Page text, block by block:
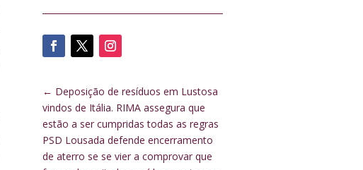
← Deposição de resíduos em Lustosa
vindos de Itália. RIMA assegura que
estão a ser cumpridas todas as regras
PSD Lousada defende encerramento
de aterro se se vier a comprovar que